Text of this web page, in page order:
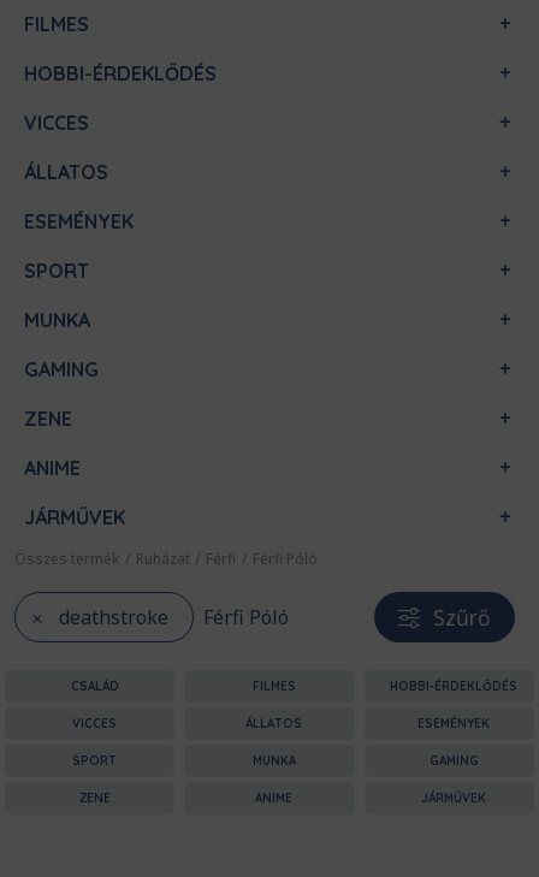
FILMES
HOBBI-ÉRDEKLŐDÉS
VICCES
ÁLLATOS
ESEMÉNYEK
SPORT
MUNKA
GAMING
ZENE
ANIME
JÁRMŰVEK
Összes termék / Ruházat / Férfi / Férfi Póló
deathstroke Férfi Póló Szűrő
CSALÁD FILMES HOBBI-ÉRDEKLŐDÉS
VICCES ÁLLATOS ESEMÉNYEK
SPORT MUNKA GAMING
ZENE ANIME JÁRMŰVEK